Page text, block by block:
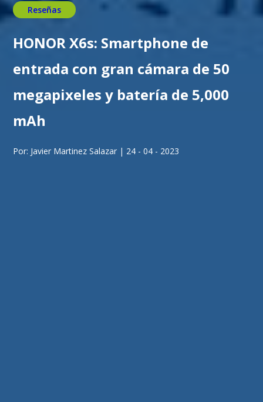
Reseñas
HONOR X6s: Smartphone de
entrada con gran cámara de 50
megapixeles y batería de 5,000
mAh
Por: Javier Martinez Salazar | 24 - 04 - 2023